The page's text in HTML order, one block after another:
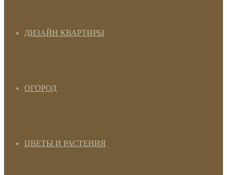
ДИЗАЙН КВАРТИРЫ
ОГОРОД
ЦВЕТЫ И РАСТЕНИЯ